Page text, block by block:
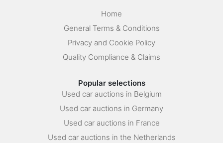
Home
General Terms & Conditions
Privacy and Cookie Policy
Quality Compliance & Claims
Popular selections
Used car auctions in Belgium
Used car auctions in Germany
Used car auctions in France
Used car auctions in the Netherlands